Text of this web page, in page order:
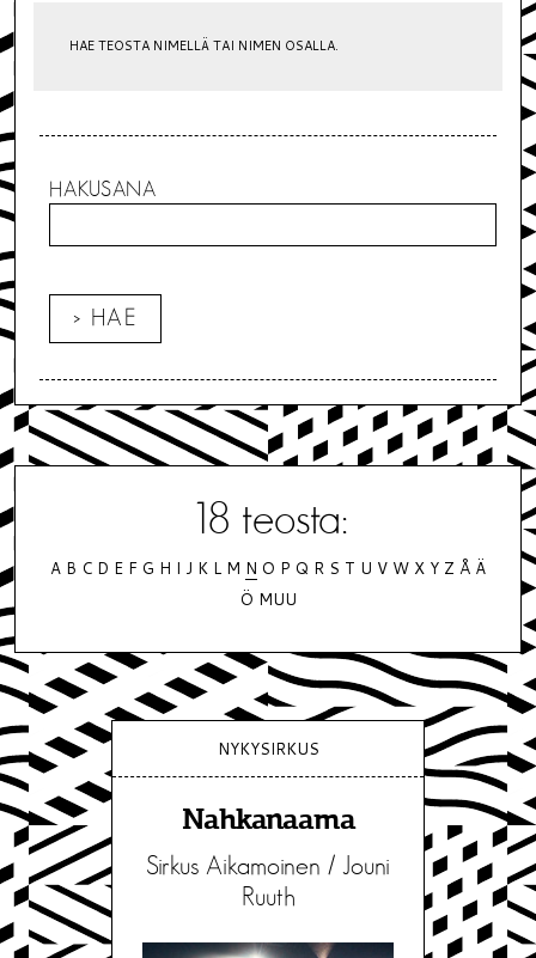
HAE TEOSTA NIMELLÄ TAI NIMEN OSALLA.
HAKUSANA
18 teosta:
A B C D E F G H I J K L M N O P Q R S T U V W X Y Z Å Ä
Ö MUU
NYKYSIRKUS
Nahkanaama
Sirkus Aikamoinen / Jouni
Ruuth